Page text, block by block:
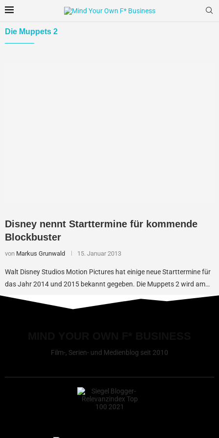
Die Muppets 2
Disney nennt Starttermine für kommende
Blockbuster
von Markus Grunwald 15. Januar 2013
Walt Disney Studios Motion Pictures hat einige neue Starttermine für
das Jahr 2014 und 2015 bekannt gegeben. Die Muppets 2 wird am…
Film-, Serien- und Medienblog seit 2010